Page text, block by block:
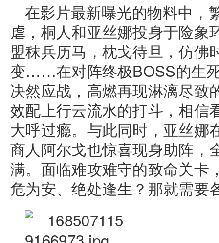
在影片最新曝光的物料中，
虐，桐人和亚丝娜投身于险象
盟秣兵历马，枕戈待旦，仿佛
变……在对阵终极BOSS的生
决然应战，高燃再现淋漓尽致
效配上行云流水的打斗，相信
大呼过瘾。与此同时，亚丝娜
商人阿尔戈也惊喜现身助阵，
满。面临难攻难守的致命关卡
危为安、绝处逢生？那就需要